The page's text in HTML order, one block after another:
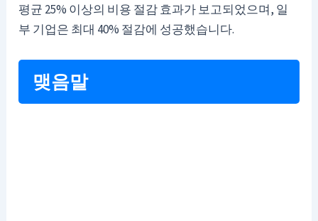
평균 25% 이상의 비용 절감 효과가 보고되었으며, 일
부 기업은 최대 40% 절감에 성공했습니다.
맺음말